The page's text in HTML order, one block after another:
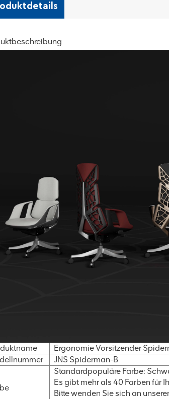
Ergonomie Vorsitzender
JNS Spiderman-B
Standardpopuläre Farbe:
Es gibt mehr als 40 Farben für
Bitte wenden Sie sich an